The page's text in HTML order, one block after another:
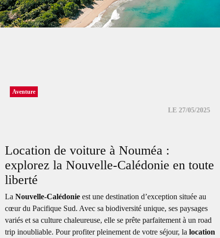
Aventure
LE 27/05/2025
Location de voiture à Nouméa :
explorez la Nouvelle-Calédonie en toute
liberté
La Nouvelle-Calédonie est une destination d’exception située au
cœur du Pacifique Sud. Avec sa biodiversité unique, ses paysages
variés et sa culture chaleureuse, elle se prête parfaitement à un road
trip inoubliable. Pour profiter pleinement de votre séjour, la location
Our agencies